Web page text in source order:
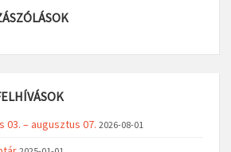
03. – augusztus 07. 2026-08-01